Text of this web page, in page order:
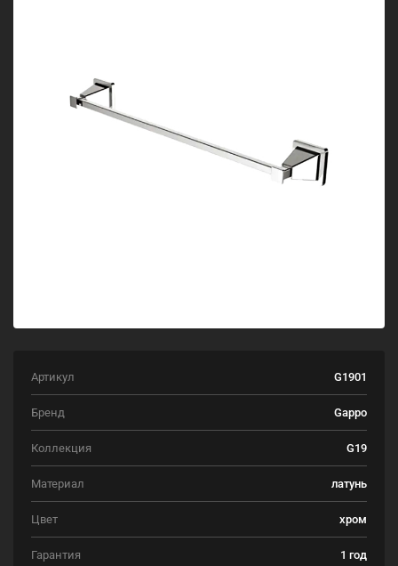
Артикул G1901
Бренд Gappo
Коллекция G19
Материал латунь
Цвет хром
Гарантия
1 год